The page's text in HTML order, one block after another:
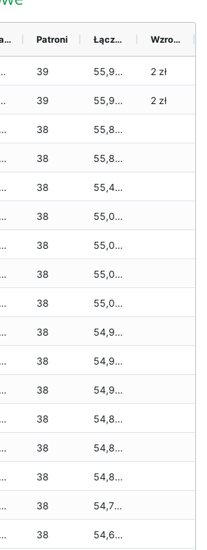
Wsparcie Patroni Łącznie Wzrost (28 dni)
zł 39 55,983 zł 2 zł
zł 39 55,936 zł 2 zł
1,588 zł 38 55,837 zł
1,588 zł 38 55,837 zł
1,588 zł 38 55,499 zł
1,588 zł 38 55,070 zł
1,588 zł 38 55,070 zł
1,588 zł 38 55,023 zł
1,588 zł 38 55,011 zł
1,588 zł 38 54,987 zł
1,588 zł 38 54,987 zł
1,588 zł 38 54,963 zł
1,588 zł 38 54,893 zł
1,588 zł 38 54,893 zł
1,588 zł 38 54,834 zł
1,588 zł 38 54,700 zł
1,588 zł 38 54,665 zł